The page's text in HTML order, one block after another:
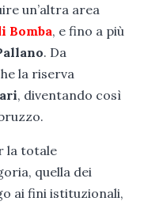
un’altra area
Bomba, e fino a più
. Da
la riserva
, diventando così
la totale
quella dei
ai fini istituzionali,